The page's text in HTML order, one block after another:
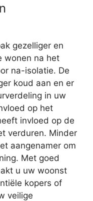
gezelliger en
wonen na het
na-isolatie. De
koud aan en er
in uw
op het
invloed op de
verduren. Minder
aangenamer om
Met goed
u uw woonst
kopers of
veilige